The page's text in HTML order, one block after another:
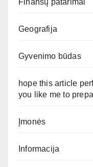
Finansų patarimai
Geografija
Gyvenimo būdas
hope this article
you like me to
Įmonės
Informacija